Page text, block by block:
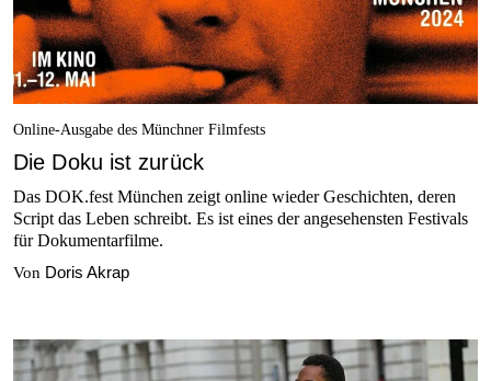
Online-Ausgabe des Münchner Filmfests
Die Doku ist zurück
Das DOK.fest München zeigt online wieder Geschichten, deren
Script das Leben schreibt. Es ist eines der angesehensten Festivals
für Dokumentarfilme.
Von Doris Akrap